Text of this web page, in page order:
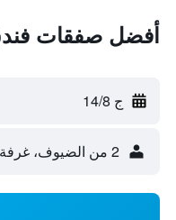
أفضل صفقات
ج 14/8
2 من الضيوف، غرفة واحدة